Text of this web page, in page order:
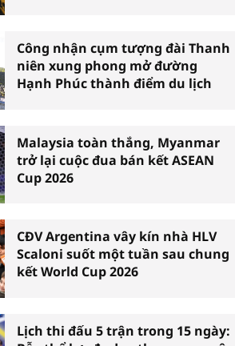
Công nhận cụm tượng đài Thanh
niên xung phong mở đường
Hạnh Phúc thành điểm du lịch
Malaysia toàn thắng, Myanmar
trở lại cuộc đua bán kết ASEAN
Cup 2026
CĐV Argentina vây kín nhà HLV
Scaloni suốt một tuần sau chung
kết World Cup 2026
Lịch thi đấu 5 trận trong 15 ngày: